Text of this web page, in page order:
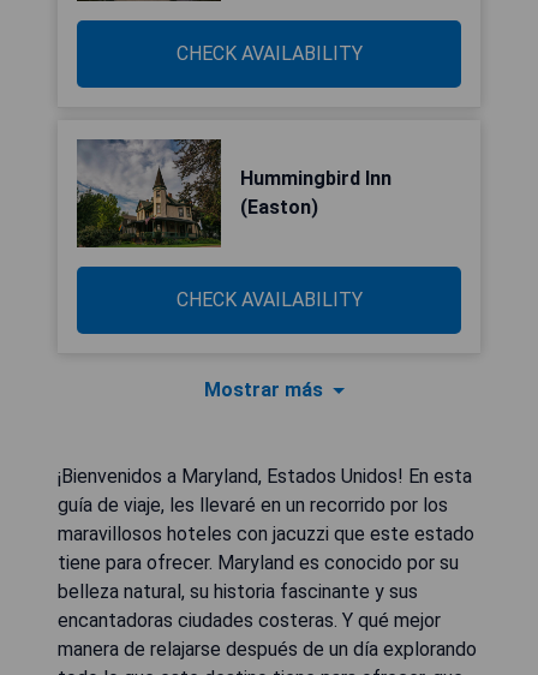
CHECK AVAILABILITY
Hummingbird Inn
(Easton)
CHECK AVAILABILITY
Mostrar más
¡Bienvenidos a Maryland, Estados Unidos! En esta
guía de viaje, les llevaré en un recorrido por los
maravillosos hoteles con jacuzzi que este estado
tiene para ofrecer. Maryland es conocido por su
belleza natural, su historia fascinante y sus
encantadoras ciudades costeras. Y qué mejor
manera de relajarse después de un día explorando